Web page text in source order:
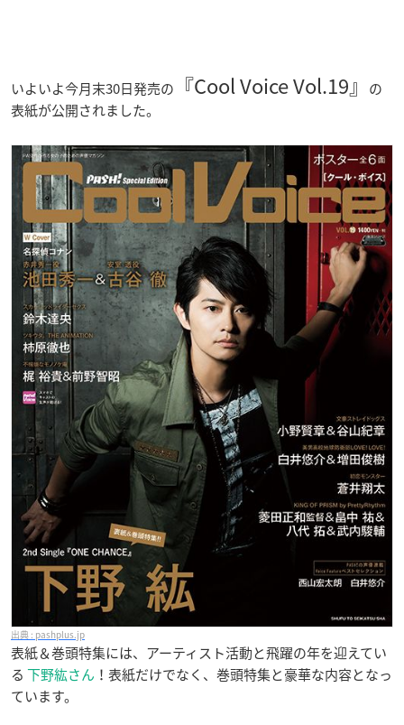
いよいよ今月末30日発売の 『Cool Voice Vol.19』
の
表紙が公開されました。
pashplus.jp
表紙＆巻頭特集には、アーティスト活動と飛躍の年を迎えてい
る 下野紘さん ！表紙だけでなく、巻頭特集と豪華な内容となっ
ています。